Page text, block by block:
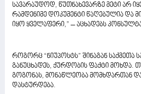
სავარაუდოდ, წუთნახევარზე მეტი არ
რამდენიმე დოკუმენტი წაღებულია და
იყო ყველაფერი,” – აცხადებს
როგორც “ნიუპოსტს” შინაგან საქმეთა
განუცხადეს, ქურდობის ფაქტი მოხდა.
გოგონას, მონაწლეობა მომხდართან
დასტურდება.